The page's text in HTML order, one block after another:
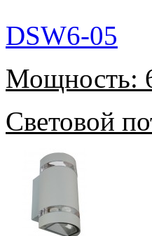
DSW6-05
Мощность:
Световой